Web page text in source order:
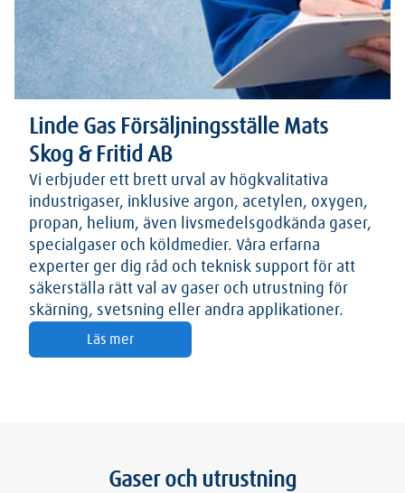
Linde Gas Försäljningsställe Mats
Skog & Fritid AB
Vi erbjuder ett brett urval av högkvalitativa
industrigaser, inklusive argon, acetylen, oxygen,
propan, helium, även livsmedelsgodkända gaser,
specialgaser och köldmedier. Våra erfarna
experter ger dig råd och teknisk support för att
säkerställa rätt val av gaser och utrustning för
skärning, svetsning eller andra applikationer.
Läs mer
Gaser och utrustning